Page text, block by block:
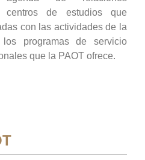
centros de estudios que
con las actividades de la
los programas de servicio
que la PAOT ofrece.